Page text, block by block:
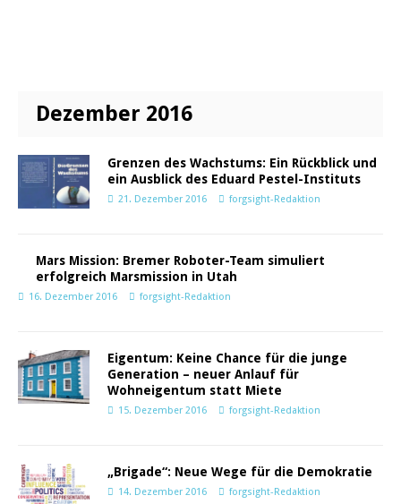
Dezember 2016
Grenzen des Wachstums: Ein Rückblick und
ein Ausblick des Eduard Pestel-Instituts
21. Dezember 2016 forgsight-Redaktion
Mars Mission: Bremer Roboter-Team simuliert
erfolgreich Marsmission in Utah
16. Dezember 2016 forgsight-Redaktion
Eigentum: Keine Chance für die junge
Generation – neuer Anlauf für
Wohneigentum statt Miete
15. Dezember 2016 forgsight-Redaktion
„Brigade“: Neue Wege für die Demokratie
14. Dezember 2016 forgsight-Redaktion